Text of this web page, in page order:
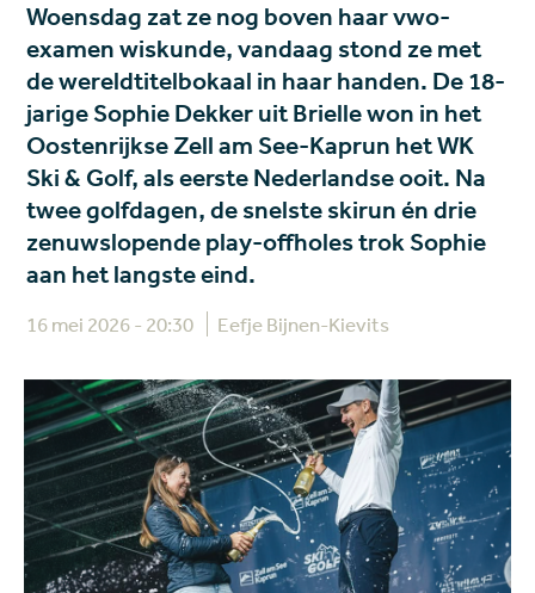
Woensdag zat ze nog boven haar vwo-
examen wiskunde, vandaag stond ze met
de wereldtitelbokaal in haar handen. De 18-
jarige Sophie Dekker uit Brielle won in het
Oostenrijkse Zell am See-Kaprun het WK
Ski & Golf, als eerste Nederlandse ooit. Na
twee golfdagen, de snelste skirun én drie
zenuwslopende play-offholes trok Sophie
aan het langste eind.
16 mei 2026 - 20:30 Eefje Bijnen-Kievits